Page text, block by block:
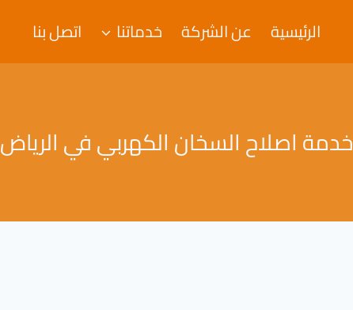
الرئيسية عن الشركة خدماتنا اتصل بنا
خدمة اصلاح السخان الكهربي في الرياض